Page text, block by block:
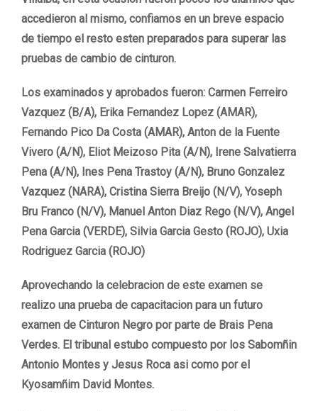
accedieron al mismo, confiamos en un breve espacio
de tiempo el resto esten preparados para superar las
pruebas de cambio de cinturon.
Los examinados y aprobados fueron: Carmen Ferreiro
Vazquez (B/A), Erika Fernandez Lopez (AMAR),
Fernando Pico Da Costa (AMAR), Anton de la Fuente
Vivero (A/N), Eliot Meizoso Pita (A/N), Irene Salvatierra
Pena (A/N), Ines Pena Trastoy (A/N), Bruno Gonzalez
Vazquez (NARA), Cristina Sierra Breijo (N/V), Yoseph
Bru Franco (N/V), Manuel Anton Diaz Rego (N/V), Angel
Pena Garcia (VERDE), Silvia Garcia Gesto (ROJO), Uxia
Rodriguez Garcia (ROJO)
Aprovechando la celebracion de este examen se
realizo una prueba de capacitacion para un futuro
examen de Cinturon Negro por parte de Brais Pena
Verdes. El tribunal estubo compuesto por los Sabomñin
Antonio Montes y Jesus Roca asi como por el
Kyosamñim David Montes.